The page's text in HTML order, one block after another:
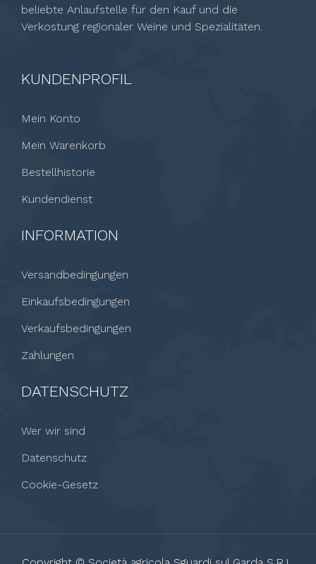
beliebte Anlaufstelle für den Kauf und die
Verkostung regionaler Weine und Spezialitäten.
KUNDENPROFIL
Mein Konto
Mein Warenkorb
Bestellhistorie
Kundendienst
INFORMATION
Versandbedingungen
Einkaufsbedingungen
Verkaufsbedingungen
Zahlungen
DATENSCHUTZ
Wer wir sind
Datenschutz
Cookie-Gesetz